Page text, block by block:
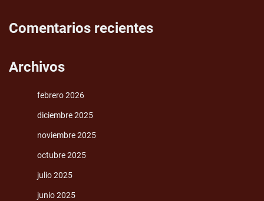
Comentarios recientes
Archivos
febrero 2026
diciembre 2025
noviembre 2025
octubre 2025
julio 2025
junio 2025